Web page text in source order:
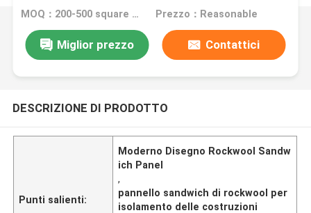
in ufficio o
MOQ：200-500 square meters Prezzo：Reasonable
Miglior prezzo Contattici
DESCRIZIONE DI PRODOTTO
Punti salienti:
Moderno Disegno Rockwool Sandw
ich Panel
,
pannello sandwich di rockwool per
isolamento delle costruzioni